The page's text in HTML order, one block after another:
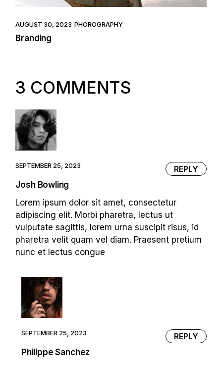
AUGUST 30, 2023 PHOROGRAPHY
Branding
3 COMMENTS
SEPTEMBER 25, 2023
REPLY
Josh Bowling
Lorem ipsum dolor sit amet, consectetur
adipiscing elit. Morbi pharetra, lectus ut
vulputate sagittis, lorem urna suscipit risus, id
pharetra velit quam vel diam. Praesent pretium
nunc et lectus congue
SEPTEMBER 25, 2023
REPLY
Philippe Sanchez